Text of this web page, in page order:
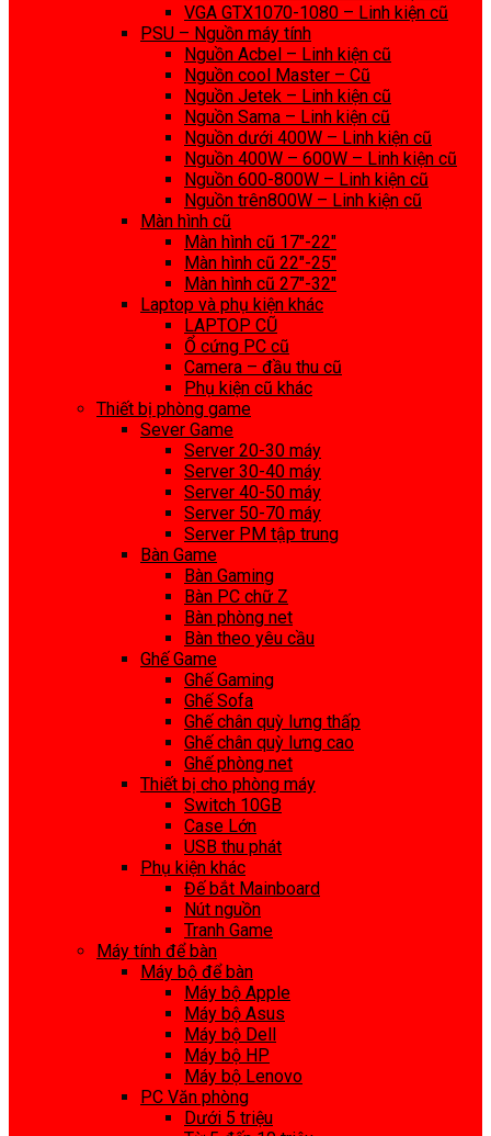
VGA GTX1070-1080 – Linh kiện cũ
PSU – Nguồn máy tính
Nguồn Acbel – Linh kiện cũ
Nguồn cool Master – Cũ
Nguồn Jetek – Linh kiện cũ
Nguồn Sama – Linh kiện cũ
Nguồn dưới 400W – Linh kiện cũ
Nguồn 400W – 600W – Linh kiện cũ
Nguồn 600-800W – Linh kiện cũ
Nguồn trên800W – Linh kiện cũ
Màn hình cũ
Màn hình cũ 17″-22″
Màn hình cũ 22″-25″
Màn hình cũ 27″-32″
Laptop và phụ kiện khác
LAPTOP CŨ
Ổ cứng PC cũ
Camera – đầu thu cũ
Phụ kiện cũ khác
Thiết bị phòng game
Sever Game
Server 20-30 máy
Server 30-40 máy
Server 40-50 máy
Server 50-70 máy
Server PM tập trung
Bàn Game
Bàn Gaming
Bàn PC chữ Z
Bàn phòng net
Bàn theo yêu cầu
Ghế Game
Ghế Gaming
Ghế Sofa
Ghế chân quỳ lưng thấp
Ghế chân quỳ lưng cao
Ghế phòng net
Thiết bị cho phòng máy
Switch 10GB
Case Lớn
USB thu phát
Phụ kiện khác
Đế bắt Mainboard
Nút nguồn
Tranh Game
Máy tính để bàn
Máy bộ để bàn
Máy bộ Apple
Máy bộ Asus
Máy bộ Dell
Máy bộ HP
Máy bộ Lenovo
PC Văn phòng
Dưới 5 triệu